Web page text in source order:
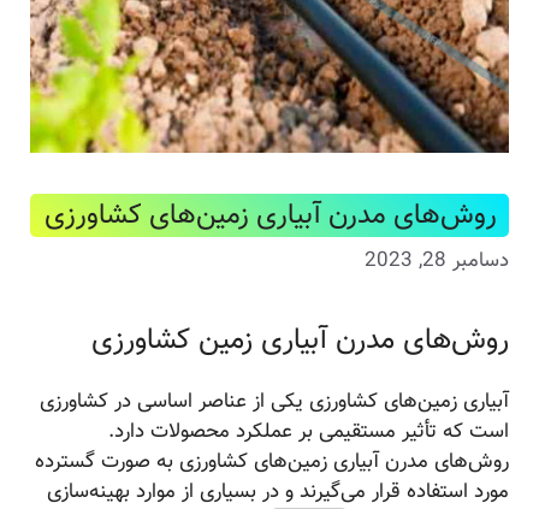
روش‌های مدرن آبیاری زمین‌های کشاورزی
دسامبر 28, 2023
روش‌های مدرن آبیاری زمین‌ کشاورزی
آبیاری زمین‌های کشاورزی یکی از عناصر اساسی در کشاورزی
است که تأثیر مستقیمی بر عملکرد محصولات دارد.
روش‌های مدرن آبیاری زمین‌های کشاورزی به صورت گسترده
مورد استفاده قرار می‌گیرند و در بسیاری از موارد بهینه‌سازی